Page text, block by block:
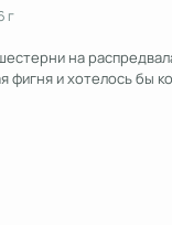
г
на
фигня и хотелось бы